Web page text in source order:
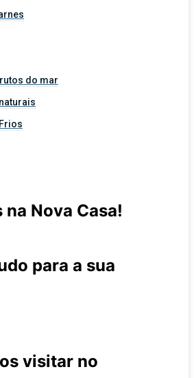
do mar
na Nova Casa!
para a sua
visitar no